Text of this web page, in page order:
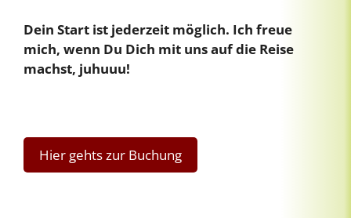
Dein Start ist jederzeit möglich. Ich freue
mich, wenn Du Dich mit uns auf die Reise
machst, juhuuu!
Hier gehts zur Buchung